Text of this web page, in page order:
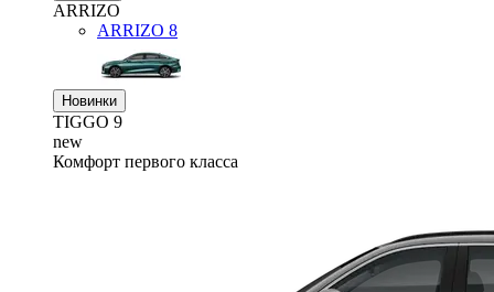
ARRIZO
ARRIZO 8
Новинки
TIGGO 9
new
Комфорт первого класса